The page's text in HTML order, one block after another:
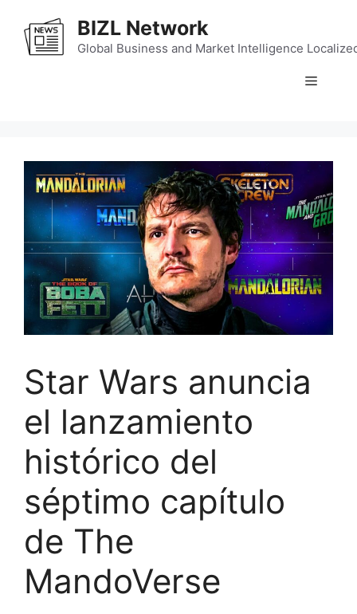
content
BIZL Network
Global Business and Market Intelligence
Menu
Star Wars anuncia
el lanzamiento
histórico del
séptimo capítulo
de The
MandoVerse